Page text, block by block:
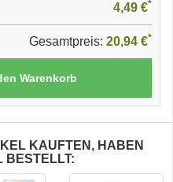
4,49 €*
Gesamtpreis: 20,94 €*
Warenkorb
KAUFTEN, HABEN
BESTELLT: